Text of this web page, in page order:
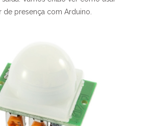
de presença com Arduino.